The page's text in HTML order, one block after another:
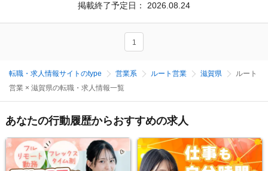
掲載終了予定日： 2026.08.24
1
転職・求人情報サイトのtype 営業系 ルート営業 滋賀県
ルート
営業 × 滋賀県の転職・求人情報一覧
あなたの行動履歴からおすすめの求人